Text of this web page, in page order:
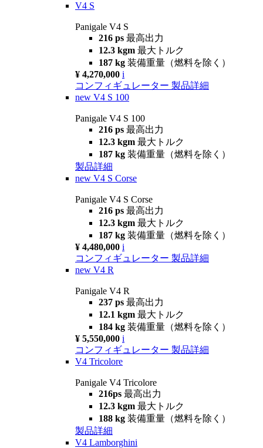
V4 S
Panigale V4 S
216 ps 最高出力
12.3 kgm 最大トルク
187 kg 装備重量（燃料を除く）
¥ 4,270,000 i
コンフィギュレーター 製品詳細
new V4 S 100
Panigale V4 S 100
216 ps 最高出力
12.3 kgm 最大トルク
187 kg 装備重量（燃料を除く）
製品詳細
new V4 S Corse
Panigale V4 S Corse
216 ps 最高出力
12.3 kgm 最大トルク
187 kg 装備重量（燃料を除く）
¥ 4,480,000 i
コンフィギュレーター 製品詳細
new V4 R
Panigale V4 R
237 ps 最高出力
12.1 kgm 最大トルク
184 kg 装備重量（燃料を除く）
¥ 5,550,000 i
コンフィギュレーター 製品詳細
V4 Tricolore
Panigale V4 Tricolore
216ps 最高出力
12.3 kgm 最大トルク
188 kg 装備重量（燃料を除く）
製品詳細
V4 Lamborghini